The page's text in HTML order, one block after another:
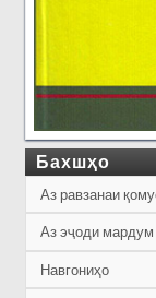
Бахшҳо
Аз равзанаи
Аз эҷоди мардум
Навгониҳо